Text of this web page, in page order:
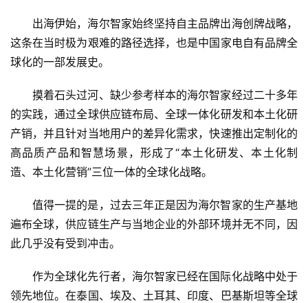
专
出海伊始，海尔智家始终坚持自主品牌出海创牌战略，
这条在当时极为艰难的路径选择，也是中国家电自有品牌全
球化的一部发展史。
摸着石头过河、缺少参考样本的海尔智家经过二十多年
的实践，通过全球供应链布局、全球一体化研发和本土化研
产销，并且针对当地用户的差异化需求，快速推出定制化的
高品质产品和智慧场景，形成了“本土化研发、本土化制
造、本土化营销”三位一体的全球化战略。
值得一提的是，过去三年正是因为海尔智家的生产基地
遍布全球，供应链生产与当地企业的外部环境并无不同，因
此几乎没有受到冲击。
作为全球化先行者，海尔智家已经在国际化战略中处于
领先地位。在泰国、埃及、土耳其、印度、巴基斯坦等全球